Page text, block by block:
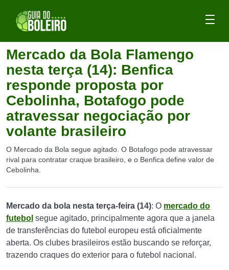
Mercado da Bola Flamengo
nesta terça (14): Benfica
responde proposta por
Cebolinha, Botafogo pode
atravessar negociação por
volante brasileiro
O Mercado da Bola segue agitado. O Botafogo pode atravessar
rival para contratar craque brasileiro, e o Benfica define valor de
Cebolinha.
Mercado da bola nesta terça-feira (14): O mercado do
futebol segue agitado, principalmente agora que a janela
de transferências do futebol europeu está oficialmente
aberta. Os clubes brasileiros estão buscando se reforçar,
trazendo craques do exterior para o futebol nacional.